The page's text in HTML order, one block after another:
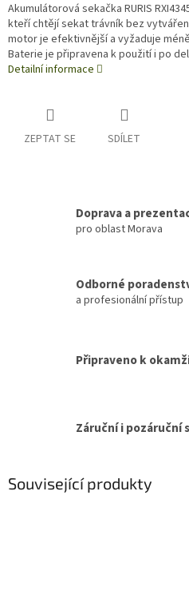
Akumulátorová sekačka RURIS
kteří chtějí sekat trávník bez
motor je efektivnější a vyžaduje
Baterie je připravena k použití i po
Detailní informace
ZEPTAT SE SDÍLET
Doprava a
pro oblast Morava
Odborné
a profesionální přístup
Připraveno k
Záruční i pozáruční
Související produkty